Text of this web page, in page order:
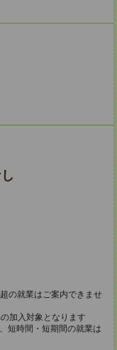
の就業はご案内できませ
加入対象となります
短時間・短期間の就業は